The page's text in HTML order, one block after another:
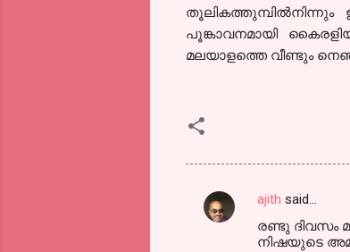
തൂലികത്തുമ്പില്‍നിന്നും
പൂങ്കാവനമായി
മലയാളത്തെ വീണ്ടും
C
ajith said…
രണ്ടു ദിവസം
നിഷയുടെ